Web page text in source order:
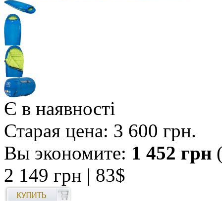
Є в наявності
Старая цена: 3 600 грн.
Вы экономите: 1 452 грн
2 149 грн | 83$